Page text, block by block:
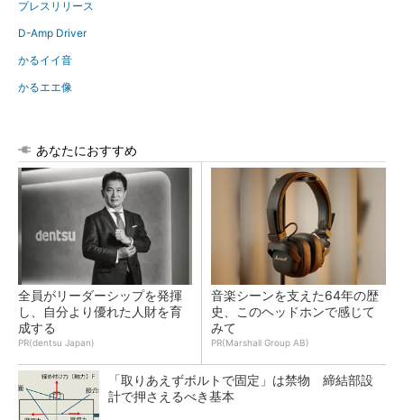
プレスリリース
D-Amp Driver
かるイイ音
かるエエ像
あなたにおすすめ
全員がリーダーシップを発揮
し、自分より優れた人財を育
成する
PR(dentsu Japan)
音楽シーンを支えた64年の歴
史、このヘッドホンで感じて
みて
PR(Marshall Group AB)
「取りあえずボルトで固定」は禁物 締結部設
計で押さえるべき基本